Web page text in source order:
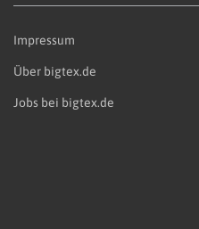
Impressum
Über bigtex.de
Jobs bei bigtex.de